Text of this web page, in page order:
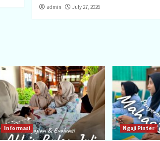
admin July 27, 2026
Informasi Ngaji Pinter